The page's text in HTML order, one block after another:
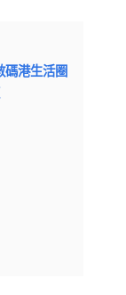
碼港生活圈